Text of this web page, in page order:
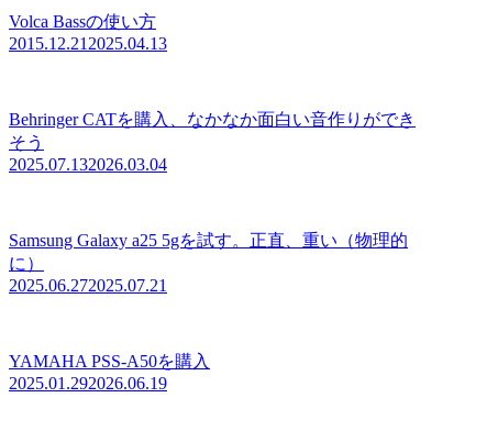
Volca Bassの使い方
2015.12.21 2025.04.13
Behringer CATを購入、なかなか面白い音作りができ
そう
2025.07.132026.03.04
Samsung Galaxy a25 5gを試す。正直、重い（物理的
に）
2025.06.272025.07.21
YAMAHA PSS-A50を購入
2025.01.292026.06.19